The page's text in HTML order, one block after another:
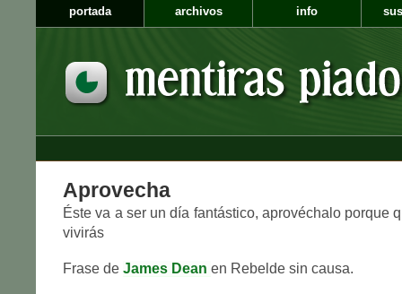
portada archivos info
Aprovecha
Éste va a ser un día fantástico, aprovéchalo porque
vivirás
Frase de James Dean en Rebelde sin causa.